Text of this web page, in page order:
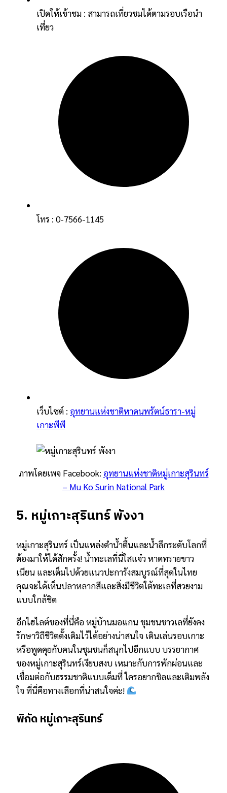
เปิดให้เข้าชม : สามารถเที่ยวชมได้ตามรอบเรือนำ
เที่ยว
โทร : 0-7566-1145
เว็บไซต์ : อุทยานแห่งชาติหาดนพรัตน์ธารา-หมู่
เกาะพีพี
ภาพโดยเพจ Facebook: อุทยานแห่งชาติหมู่เกาะสุรินทร์
– Mu Ko Surin National Park
5. หมู่เกาะสุรินทร์ พังงา
หมู่เกาะสุรินทร์ เป็นแหล่งดำน้ำตื้นและน้ำลึกระดับโลกที่
ต้องมาให้ได้สักครั้ง! น้ำทะเลที่นี่ใสแจ๋ว หาดทรายขาว
เนียน และเต็มไปด้วยแนวปะการังสมบูรณ์ที่สุดในไทย
คุณจะได้เห็นปลาหลากสีและสิ่งมีชีวิตใต้ทะเลที่สวยงาม
แบบใกล้ชิด
อีกไฮไลต์ของที่นี่คือ หมู่บ้านมอแกน ชุมชนชาวเลที่ยังคง
รักษาวิถีชีวิตดั้งเดิมไว้ได้อย่างน่าสนใจ เดินเล่นรอบเกาะ
หรือพูดคุยกับคนในชุมชนก็สนุกไปอีกแบบ บรรยากาศ
ของหมู่เกาะสุรินทร์เงียบสงบ เหมาะกับการพักผ่อนและ
เชื่อมต่อกับธรรมชาติแบบเต็มที่ ใครอยากชิลและเติมพลัง
ใจ ที่นี่คือทางเลือกที่น่าสนใจค่ะ!
พิกัด หมู่เกาะสุรินทร์